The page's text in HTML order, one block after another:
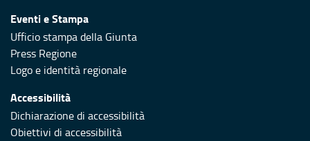
Eventi e Stampa
Ufficio stampa della Giunta
Press Regione
Logo e identità regionale
Accessibilità
Dichiarazione di accessibilità
Obiettivi di accessibilità